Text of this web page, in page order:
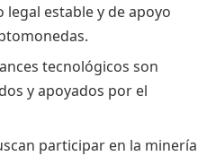
legal estable y de apoyo
tecnológicos son
y apoyados por el
participar en la minería